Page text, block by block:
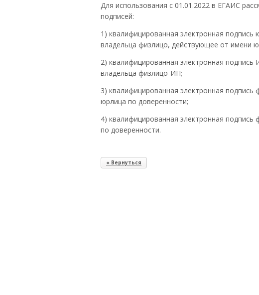
Для использования с 01.01.2022 в ЕГАИС
подписей:
1) квалифицированная электронная подпись
владельца физлицо, действующее от имени
2) квалифицированная электронная
владельца физлицо-ИП;
3) квалифицированная электронная
юрлица по доверенности;
4) квалифицированная электронная
по доверенности.
« Вернуться